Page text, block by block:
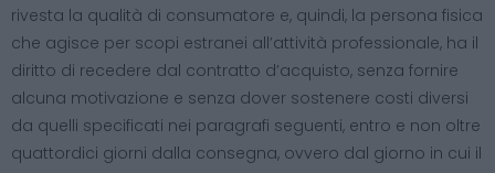
rivesta la qualità di consumatore e, quindi, la persona fisica
che agisce per scopi estranei all’attività professionale, ha il
diritto di recedere dal contratto d’acquisto, senza fornire
alcuna motivazione e senza dover sostenere costi diversi
da quelli specificati nei paragrafi seguenti, entro e non oltre
quattordici giorni dalla consegna, ovvero dal giorno in cui il